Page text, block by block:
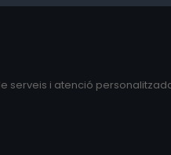
serveis i atenció